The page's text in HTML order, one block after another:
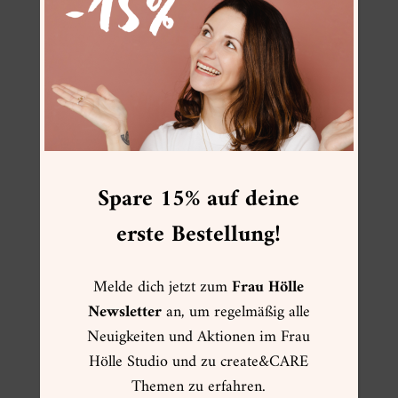
FOLGE MIR
☀ Sommer ☀
Muttertag
Creative Summer
Weihnachtsgeschenke
VIP Pre-Sale Frühling
Spare 15% auf deine
erste Bestellung!
Melde dich jetzt zumFrau Hölle
Newsletteran, um regelmäßig alle
Neuigkeiten und Aktionen im Frau
Hölle Studio und zu create&CARE
Themen zu erfahren.